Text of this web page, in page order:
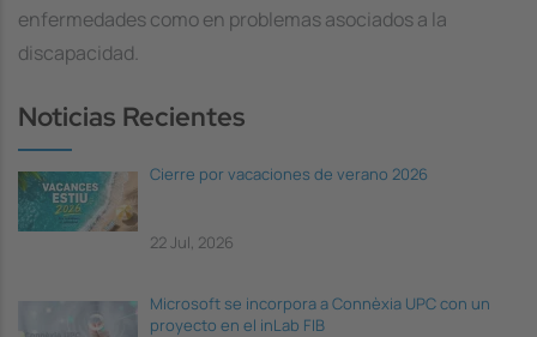
enfermedades como en problemas asociados a la
discapacidad.
Noticias Recientes
Cierre por vacaciones de verano 2026
22 Jul, 2026
Microsoft se incorpora a Connèxia UPC con un
proyecto en el inLab FIB